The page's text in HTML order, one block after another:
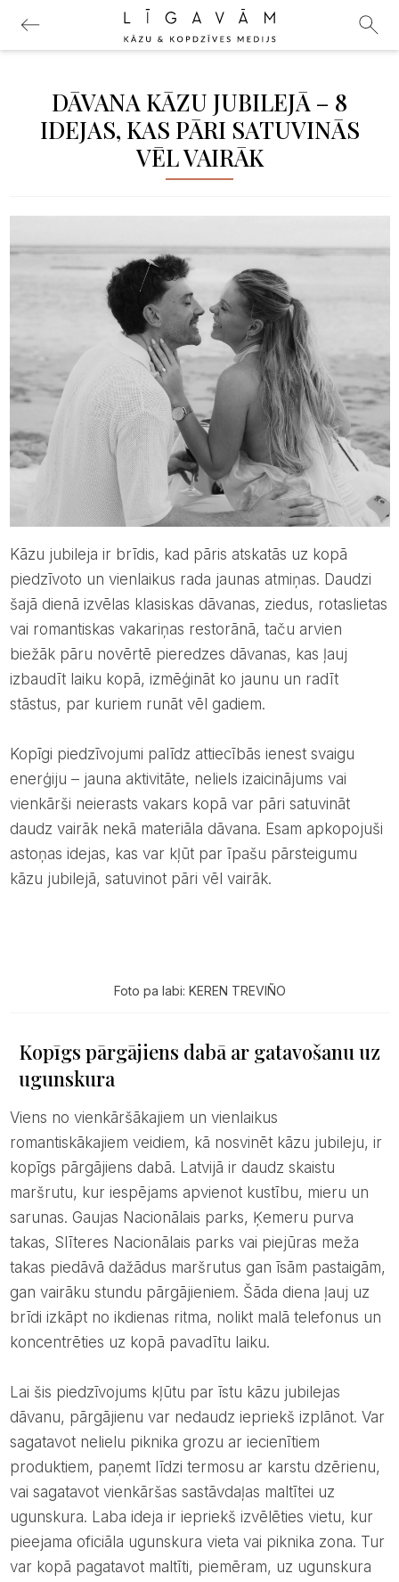
DĀVANA KĀZU JUBILEJĀ – 8
IDEJAS, KAS PĀRI SATUVINĀS
VĒL VAIRĀK
Kāzu jubileja ir brīdis, kad pāris atskatās uz kopā
piedzīvoto un vienlaikus rada jaunas atmiņas. Daudzi
šajā dienā izvēlas klasiskas dāvanas, ziedus, rotaslietas
vai romantiskas vakariņas restorānā, taču arvien
biežāk pāru novērtē pieredzes dāvanas, kas ļauj
izbaudīt laiku kopā, izmēģināt ko jaunu un radīt
stāstus, par kuriem runāt vēl gadiem.
Kopīgi piedzīvojumi palīdz attiecībās ienest svaigu
enerģiju – jauna aktivitāte, neliels izaicinājums vai
vienkārši neierasts vakars kopā var pāri satuvināt
daudz vairāk nekā materiāla dāvana. Esam apkopojuši
astoņas idejas, kas var kļūt par īpašu pārsteigumu
kāzu jubilejā, satuvinot pāri vēl vairāk.
Foto pa labi: KEREN TREVIÑO
Kopīgs pārgājiens dabā ar gatavošanu uz
ugunskura
Viens no vienkāršākajiem un vienlaikus
romantiskākajiem veidiem, kā nosvinēt kāzu jubileju, ir
kopīgs pārgājiens dabā. Latvijā ir daudz skaistu
maršrutu, kur iespējams apvienot kustību, mieru un
sarunas. Gaujas Nacionālais parks, Ķemeru purva
takas, Slīteres Nacionālais parks vai piejūras meža
takas piedāvā dažādus maršrutus gan īsām pastaigām,
gan vairāku stundu pārgājieniem. Šāda diena ļauj uz
brīdi izkāpt no ikdienas ritma, nolikt malā telefonus un
koncentrēties uz kopā pavadītu laiku.
Lai šis piedzīvojums kļūtu par īstu kāzu jubilejas
dāvanu, pārgājienu var nedaudz iepriekš izplānot. Var
sagatavot nelielu piknika grozu ar iecienītiem
produktiem, paņemt līdzi termosu ar karstu dzērienu,
vai sagatavot vienkāršas sastāvdaļas maltītei uz
ugunskura. Laba ideja ir iepriekš izvēlēties vietu, kur
pieejama oficiāla ugunskura vieta vai piknika zona. Tur
var kopā pagatavot maltīti, piemēram, uz ugunskura